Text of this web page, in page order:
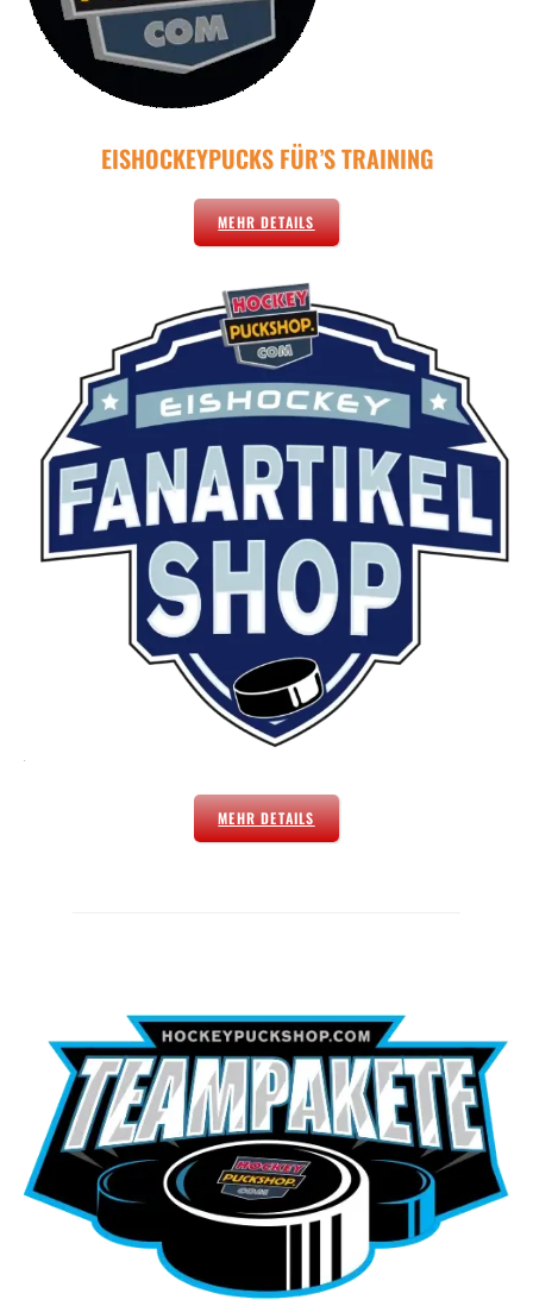
EISHOCKEYPUCKS FÜR’S TRAINING
MEHR DETAILS
MEHR DETAILS